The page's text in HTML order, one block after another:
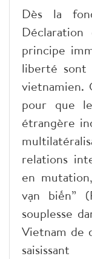
Dès la
Déclaration
principe
liberté sont
vietnamien.
pour que
étrangère
relations
en
vạn biến”
souplesse
Vietnam de